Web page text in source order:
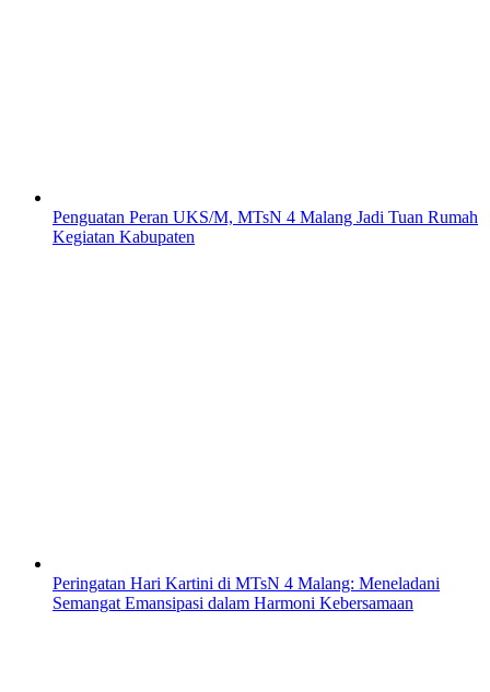
Penguatan Peran UKS/M, MTsN 4 Malang Jadi Tuan Rumah
Kegiatan Kabupaten
Peringatan Hari Kartini di MTsN 4 Malang: Meneladani
Semangat Emansipasi dalam Harmoni Kebersamaan